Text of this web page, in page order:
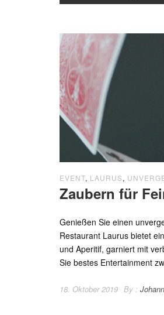
EVENT, LAURUS,
Zaubern für
Genießen Sie einen
Restaurant Laurus bietet
und Aperitif, garniert mit
Sie bestes Entertainment
18. Oktober 2019 By :